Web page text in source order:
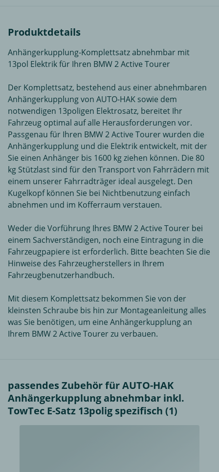
Produktdetails
Anhängerkupplung-Komplettsatz abnehmbar mit
13pol Elektrik für Ihren BMW 2 Active Tourer
Der Komplettsatz, bestehend aus einer abnehmbaren
Anhängerkupplung von AUTO-HAK sowie dem
notwendigen 13poligen Elektrosatz, bereitet Ihr
Fahrzeug optimal auf alle Herausforderungen vor.
Passgenau für Ihren BMW 2 Active Tourer wurden die
Anhängerkupplung und die Elektrik entwickelt, mit der
Sie einen Anhänger bis 1600 kg ziehen können. Die 80
kg Stützlast sind für den Transport von Fahrrädern mit
einem unserer Fahrradträger ideal ausgelegt. Den
Kugelkopf können Sie bei Nichtbenutzung einfach
abnehmen und im Kofferraum verstauen.
Weder die Vorführung Ihres BMW 2 Active Tourer bei
einem Sachverständigen, noch eine Eintragung in die
Fahrzeugpapiere ist erforderlich. Bitte beachten Sie die
Hinweise des Fahrzeugherstellers in Ihrem
Fahrzeugbenutzerhandbuch.
Mit diesem Komplettsatz bekommen Sie von der
kleinsten Schraube bis hin zur Montageanleitung alles
was Sie benötigen, um eine Anhängerkupplung an
Ihrem BMW 2 Active Tourer zu verbauen.
passendes Zubehör für AUTO-HAK
Anhängerkupplung abnehmbar inkl.
TowTec E-Satz 13polig spezifisch (1)